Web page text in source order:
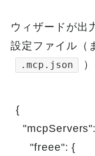
ウィザードが出
設定ファイル（
.mcp.json
{
"mcpServers":
    "freee": {